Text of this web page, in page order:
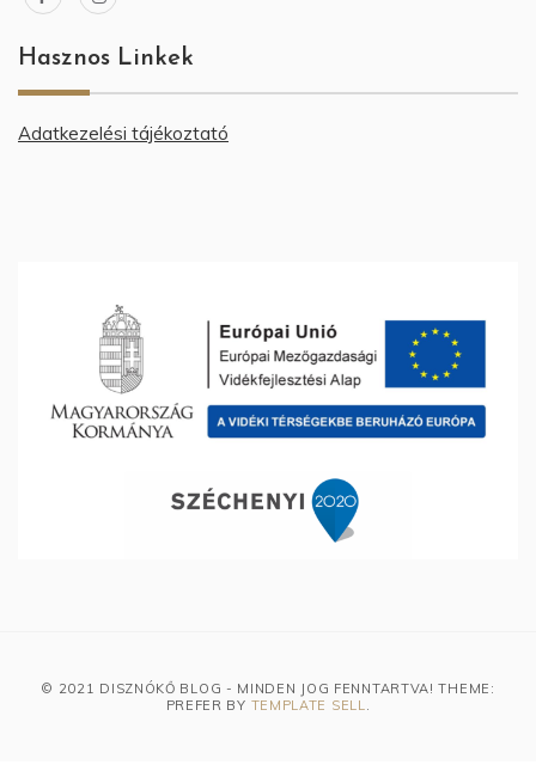
Hasznos Linkek
Adatkezelési tájékoztató
© 2021 DISZNÓKŐ BLOG - MINDEN JOG FENNTARTVA! THEME:
PREFER BY TEMPLATE SELL.